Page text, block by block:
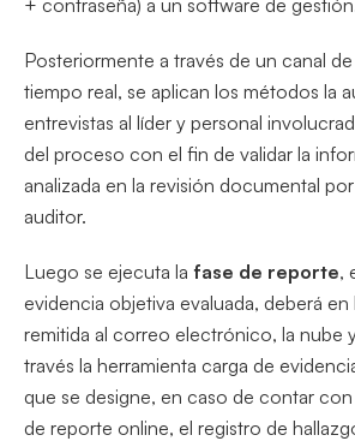
Posteriormente a través de un canal
tiempo real, se aplican los métodos la
entrevistas al líder y personal
del proceso con el fin de validar la
analizada en la revisión documental
auditor.
Luego se ejecuta la fase de reporte,
evidencia objetiva evaluada, deberá
remitida al correo electrónico, la nube
través la herramienta carga de
que se designe, en caso de contar
de reporte online, el registro de